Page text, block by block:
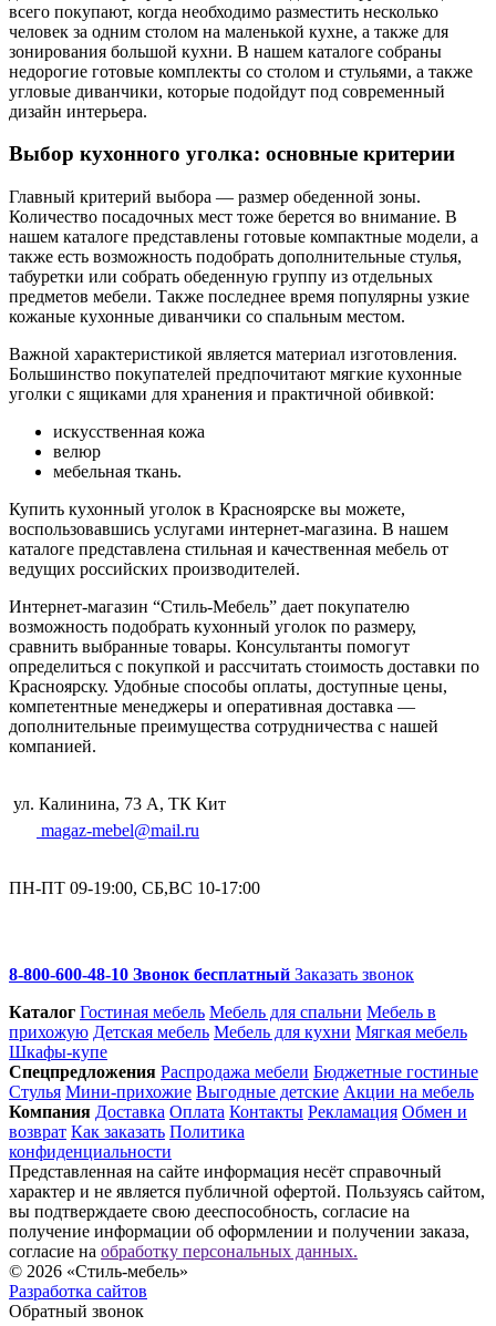
всего покупают, когда необходимо разместить несколько
человек за одним столом на маленькой кухне, а также для
зонирования большой кухни. В нашем каталоге собраны
недорогие готовые комплекты со столом и стульями, а также
угловые диванчики, которые подойдут под современный
дизайн интерьера.
Выбор кухонного уголка: основные критерии
Главный критерий выбора — размер обеденной зоны.
Количество посадочных мест тоже берется во внимание. В
нашем каталоге представлены готовые компактные модели, а
также есть возможность подобрать дополнительные стулья,
табуретки или собрать обеденную группу из отдельных
предметов мебели. Также последнее время популярны узкие
кожаные кухонные диванчики со спальным местом.
Важной характеристикой является материал изготовления.
Большинство покупателей предпочитают мягкие кухонные
уголки с ящиками для хранения и практичной обивкой:
искусственная кожа
велюр
мебельная ткань.
Купить кухонный уголок в Красноярске вы можете,
воспользовавшись услугами интернет-магазина. В нашем
каталоге представлена стильная и качественная мебель от
ведущих российских производителей.
Интернет-магазин “Стиль-Мебель” дает покупателю
возможность подобрать кухонный уголок по размеру,
сравнить выбранные товары. Консультанты помогут
определиться с покупкой и рассчитать стоимость доставки по
Красноярску. Удобные способы оплаты, доступные цены,
компетентные менеджеры и оперативная доставка —
дополнительные преимущества сотрудничества с нашей
компанией.
ул. Калинина, 73 А, ТК Кит
magaz-mebel@mail.ru
ПН-ПТ 09-19:00, СБ,ВС 10-17:00
8-800-600-48-10 Звонок бесплатный Заказать звонок
Каталог Гостиная мебель Мебель для спальни Мебель в
прихожую Детская мебель Мебель для кухни Мягкая мебель
Шкафы-купе
Спец­предложения Распродажа мебели Бюджетные гостиные
Стулья Мини-прихожие Выгодные детские Акции на мебель
Компания Доставка Оплата Контакты Рекламация Обмен и
возврат Как заказать Политика
конфиденциальности
Представленная на сайте информация несёт справочный
характер и не является публичной офертой. Пользуясь сайтом,
вы подтверждаете свою дееспособность, согласие на
получение информации об оформлении и получении заказа,
согласие на обработку персональных данных.
© 2026 «Стиль-мебель»
Разработка сайтов
Обратный звонок